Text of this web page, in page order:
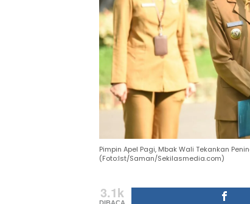
Pimpin Apel Pagi, Mbak Wali Tekankan
(Foto:Ist/Saman/Sekilasmedia.com)
3.1k